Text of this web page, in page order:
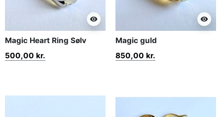
visibility
Magic Heart Ring Sølv
500,00 kr.
visibility
Magic guld
850,00 kr.